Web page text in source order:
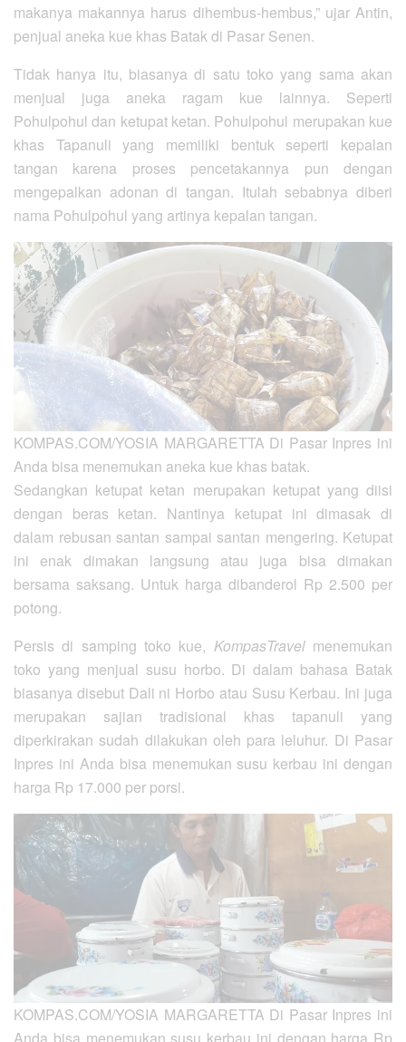
makanya makannya harus dihembus-hembus,” ujar Antin,
penjual aneka kue khas Batak di Pasar Senen.
Tidak hanya itu, biasanya di satu toko yang sama akan
menjual juga aneka ragam kue lainnya. Seperti
Pohulpohul dan ketupat ketan. Pohulpohul merupakan kue
khas Tapanuli yang memiliki bentuk seperti kepalan
tangan karena proses pencetakannya pun dengan
mengepalkan adonan di tangan. Itulah sebabnya diberi
nama Pohulpohul yang artinya kepalan tangan.
KOMPAS.COM/YOSIA MARGARETTA Di Pasar Inpres ini
Anda bisa menemukan aneka kue khas batak.
Sedangkan ketupat ketan merupakan ketupat yang diisi
dengan beras ketan. Nantinya ketupat ini dimasak di
dalam rebusan santan sampai santan mengering. Ketupat
ini enak dimakan langsung atau juga bisa dimakan
bersama saksang. Untuk harga dibanderol Rp 2.500 per
potong.
Persis di samping toko kue, KompasTravel menemukan
toko yang menjual susu horbo. Di dalam bahasa Batak
biasanya disebut Dali ni Horbo atau Susu Kerbau. Ini juga
merupakan sajian tradisional khas tapanuli yang
diperkirakan sudah dilakukan oleh para leluhur. Di Pasar
Inpres ini Anda bisa menemukan susu kerbau ini dengan
harga Rp 17.000 per porsi.
KOMPAS.COM/YOSIA MARGARETTA Di Pasar Inpres ini
Anda bisa menemukan susu kerbau ini dengan harga Rp